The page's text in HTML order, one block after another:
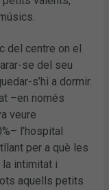
del centre on el
se del seu
s’hi a dormir.
–en només
veure
l’hospital
per a què les
intimitat i
aquells petits